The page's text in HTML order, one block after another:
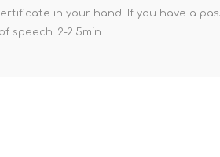
in your hand! If you have a
speech: 2-2.5min